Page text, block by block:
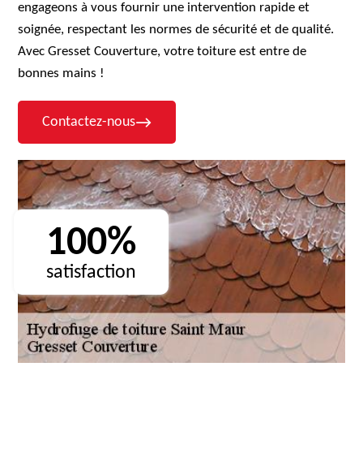
engageons à vous fournir une intervention rapide et
soignée, respectant les normes de sécurité et de qualité.
Avec Gresset Couverture, votre toiture est entre de
bonnes mains !
Contactez-nous
100%
satisfaction